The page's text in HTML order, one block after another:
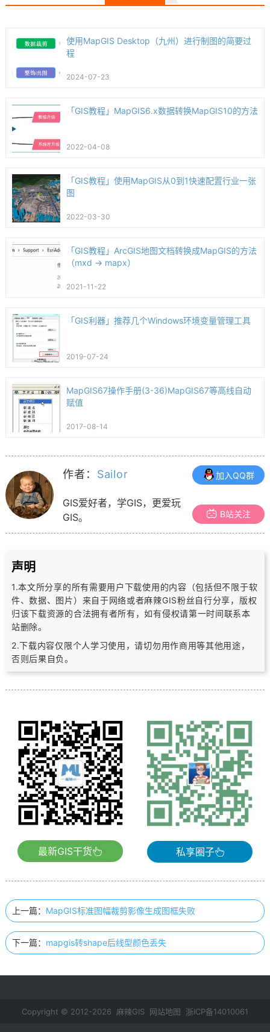
使用MapGIS Desktop（九州）进行制图的简要过
程
2024-07-23
「GIS教程」MapGIS6.x数据转换MapGIS10的方法
2022-04-08
「GIS教程」使用MapGIS从0到1快速配置行业一张
图
2022-03-30
「GIS教程」ArcGIS地图文档转换成MapGIS的方法
（mxd -> mapx）
2021-11-22
「GIS利器」推荐几个Windows环境变量管理工具
2019-07-24
MapGIS67操作手册(3-36)MapGIS67等高线自动
赋值
2017-08-14
作者： Sailor
GIS爱好者，学GIS，更爱玩
GIS。
加入QQ群
B站关注
声明
1.本文所分享的所有需要用户下载使用的内容（包括但不限于软
件、数据、图片） 来自于网络或者麻辣GIS粉丝自行分享，版权
归该下载资源的合法拥有者所有，如有侵权请第一时间联系本
站删除。
2.下载内容仅限个人学习使用，请切勿用作商用等其他用途，
否则后果自负。
最新GIS干货 私享圈子
上一篇： MapGIS标准图幅裁剪影像生成图框失败
下一篇： mapgis转shape后线型颜色丢失
Copyright © 2012-2026 麻辣GIS 网站地图 浙ICP备14010061